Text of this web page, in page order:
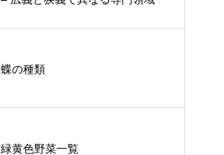
蝶の種類
緑黄色野菜一覧